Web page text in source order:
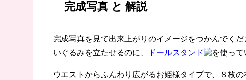
完成写真 と 解説
完成写真を見て出来上がりのイメージをつかんでく
いぐるみを立たせるのに、
ドールスタンド を使って
ウエストからふんわり広がるお姫様タイプで、８枚